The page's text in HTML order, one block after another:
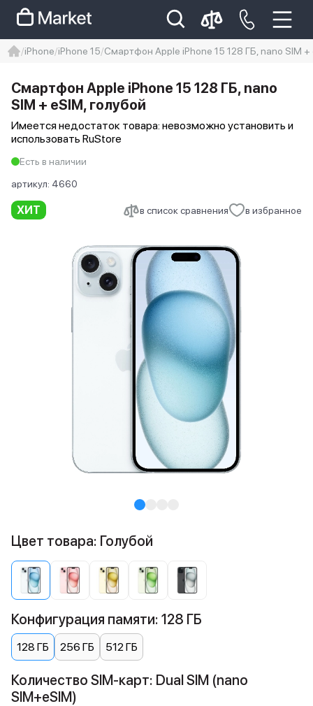
Iphone 14 pro max
айфон 14
iPhone iPhone 15 Смартфон Apple iPhone 15 128 ГБ, nano SIM +
ХИТ в список сравнения в избранное
Смартфон Apple iPhone 15 128 ГБ, nano
SIM + eSIM, голубой
Имеется недостаток товара: невозможно установить и
использовать RuStore
Есть в наличии
артикул: 4660
Цвет товара: Голубой
Конфигурация памяти: 128 ГБ
128 ГБ 256 ГБ 512 ГБ
Количество SIM-карт: Dual SIM (nano
SIM+eSIM)